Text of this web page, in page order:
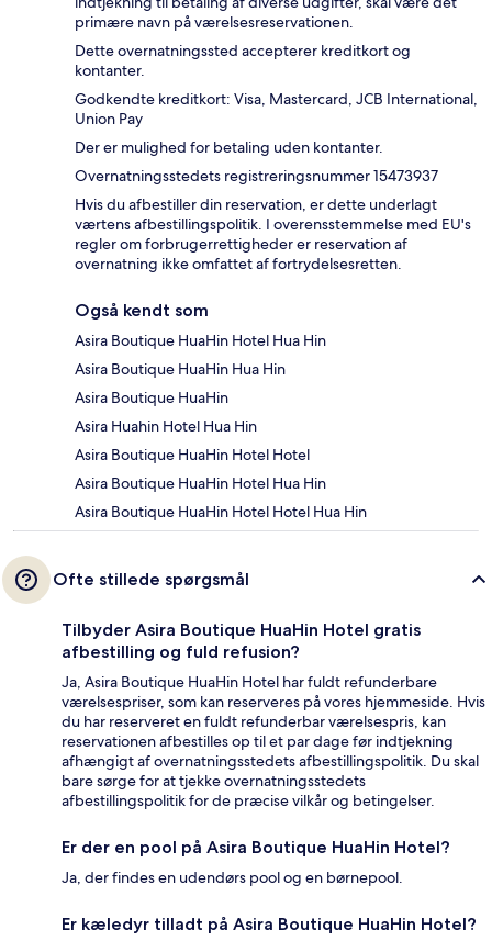
primære navn på værelsesreservationen.
Dette overnatningssted accepterer kreditkort og
kontanter.
Godkendte kreditkort: Visa, Mastercard, JCB International,
Union Pay
Der er mulighed for betaling uden kontanter.
Overnatningsstedets registreringsnummer 15473937
Hvis du afbestiller din reservation, er dette underlagt
værtens afbestillingspolitik. I overensstemmelse med EU's
regler om forbrugerrettigheder er reservation af
overnatning ikke omfattet af fortrydelsesretten.
Også kendt som
Asira Boutique HuaHin Hotel Hua Hin
Asira Boutique HuaHin Hua Hin
Asira Boutique HuaHin
Asira Huahin Hotel Hua Hin
Asira Boutique HuaHin Hotel Hotel
Asira Boutique HuaHin Hotel Hua Hin
Asira Boutique HuaHin Hotel Hotel Hua Hin
Ofte stillede spørgsmål
Tilbyder Asira Boutique HuaHin Hotel gratis
afbestilling og fuld refusion?
Ja, Asira Boutique HuaHin Hotel har fuldt refunderbare
værelsespriser, som kan reserveres på vores hjemmeside. Hvis
du har reserveret en fuldt refunderbar værelsespris, kan
reservationen afbestilles op til et par dage før indtjekning
afhængigt af overnatningsstedets afbestillingspolitik. Du skal
bare sørge for at tjekke overnatningsstedets
afbestillingspolitik for de præcise vilkår og betingelser.
Er der en pool på Asira Boutique HuaHin Hotel?
Ja, der findes en udendørs pool og en børnepool.
Er kæledyr tilladt på Asira Boutique HuaHin Hotel?